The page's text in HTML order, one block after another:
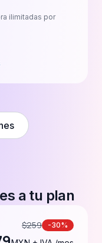
ilimitadas por
a tu plan
$259 -30%